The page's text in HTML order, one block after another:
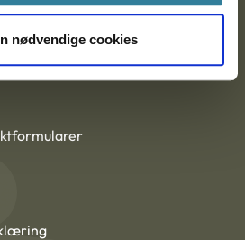
nødvendige cookies